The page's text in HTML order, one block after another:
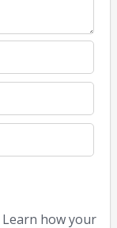
Learn how your